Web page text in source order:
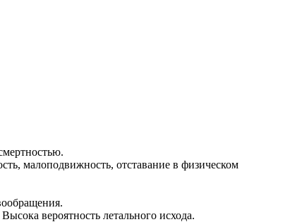
малоподвижность, отставание в физическом
вероятность летального исхода.